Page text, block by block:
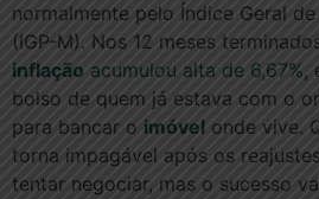
normalmente pelo Índice Geral
(IGP-M). Nos 12 meses
inflação acumulou alta de 6,67%,
bolso de quem já estava com o
para bancar o imóvel onde vive.
torna impagável após os
tentar negociar, mas o sucesso